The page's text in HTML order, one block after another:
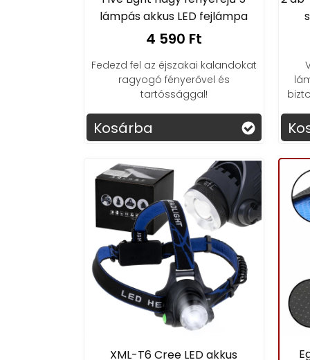
lámpás akkus LED fejlámpa
4 590 Ft
Fedezd fel az éjszakai kalandokat
ragyogó fényerővel és
tartóssággal!
Kosárba
XML-T6 Cree LED akkus